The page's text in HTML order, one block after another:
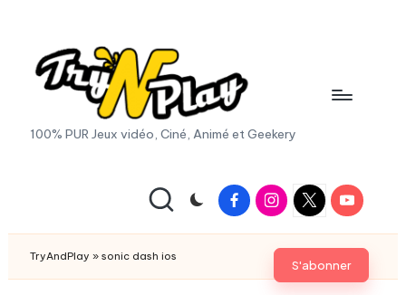
content
T
A
n
100% PUR Jeux vidéo, Ciné, Animé et Geekery
FacebookInstagram
X
|
Twitter
Youtube
S'abonner
TryAndPlay » sonic dash ios